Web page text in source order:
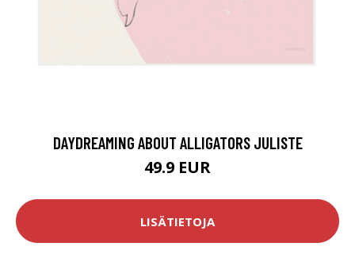
DAYDREAMING ABOUT ALLIGATORS JULISTE
49.9 EUR
LISÄTIETOJA